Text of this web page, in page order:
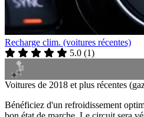
Recharge clim. (voitures récentes)
5.0 (1)
Voitures de 2018 et plus récentes
Bénéficiez d'un refroidissement